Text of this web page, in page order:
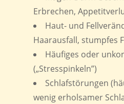
Erbrechen,
Haut- und
Haarausfall, stumpfes
Häufiges oder
(„Stresspinkeln”)
Schlafstörungen
wenig erholsamer